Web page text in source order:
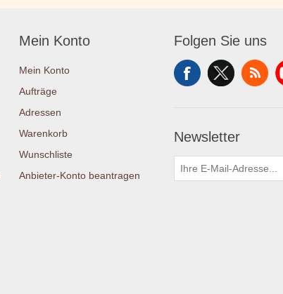
Mein Konto
Mein Konto
Aufträge
Adressen
Warenkorb
Wunschliste
Anbieter-Konto beantragen
Folgen Sie uns
Newsletter